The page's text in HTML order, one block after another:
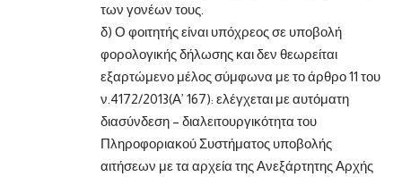
των γονέων τους.
δ) Ο φοιτητής είναι υπόχρεος σε υποβολή
φορολογικής δήλωσης και δεν θεωρείται
εξαρτώμενο μέλος σύμφωνα με το άρθρο 11 του
ν.4172/2013(Α’ 167): ελέγχεται με αυτόματη
διασύνδεση – διαλειτουργικότητα του
Πληροφοριακού Συστήματος υποβολής
αιτήσεων με τα αρχεία της Ανεξάρτητης Αρχής